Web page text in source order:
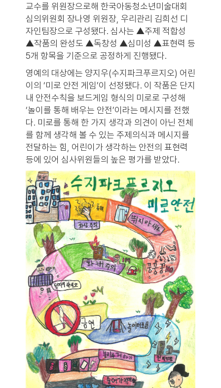
교수를 위원장으로해 한국아동청소년미술대회
심의위원회 장나영 위원장, 우리관리 김희선 디
자인팀장으로 구성됐다. 심사는 ▲주제 적합성
▲작품의 완성도 ▲독창성 ▲심미성 ▲표현력 등
5개 항목을 기준으로 공정하게 진행됐다.
영예의 대상에는 양지우(수지파크푸르지오) 어린
이의 ‘미로 안전 게임’이 선정됐다. 이 작품은 단지
내 안전수칙을 보드게임 형식의 미로로 구성해
‘놀이를 통해 배우는 안전’이라는 메시지를 전했
다. 미로를 통해 한 가지 생각과 의견이 아닌 전체
를 함께 생각해 볼 수 있는 주제의식과 메시지를
전달하는 힘, 어린이가 생각하는 안전의 표현력
등에 있어 심사위원들의 높은 평가를 받았다.